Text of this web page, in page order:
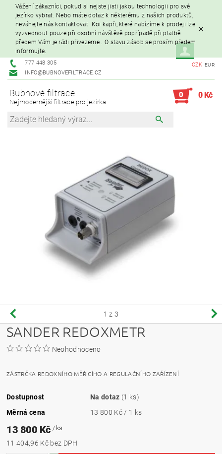
Vážení zákazníci, pokud si nejste jisti jakou technologii pro své
jezírko vybrat. Nebo máte dotaz k některému z našich produktů,
neváhejte nás kontaktovat. Koi kapři, které nabízíme k prodeji lze
vyzvednout pouze při osobní návštěvě popřípadě při platbě
předem Vám je rádi přivezeme . O stavu zásob se prosím předem
informujte.
777 448 305
INFO@BUBNOVEFILTRACE.CZ
CZK EUR
Bubnové filtrace
Nejmodernější filtrace pro jezírka
0 0 Kč
1 z 3
SANDER REDOXMETR
Neohodnoceno
ZÁSTRČKA REDOXNÍHO MĚŘICÍHO A REGULAČNÍHO ZAŘÍZENÍ
Dostupnost Na dotaz (1 ks)
Měrná cena
13 800 Kč / 1 ks
13 800 Kč/ ks
11 404,96 Kč bez DPH